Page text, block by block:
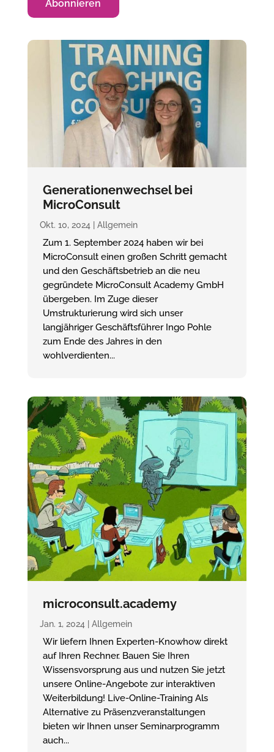
Generationenwechsel bei
MicroConsult
Okt. 10, 2024 Allgemein
Zum 1. September 2024 haben wir bei
MicroConsult einen großen Schritt gemacht
und den Geschäftsbetrieb an die neu
gegründete MicroConsult Academy GmbH
übergeben. Im Zuge dieser
Umstrukturierung wird sich unser
langjähriger Geschäftsführer Ingo Pohle
zum Ende des Jahres in den
wohlverdienten...
microconsult.academy
Jan. 1, 2024| Allgemein
Wir liefern Ihnen Experten-Knowhow direkt
auf Ihren Rechner. Bauen Sie Ihren
Wissensvorsprung aus und nutzen Sie jetzt
unsere Online-Angebote zur interaktiven
Weiterbildung! Live-Online-Training Als
Alternative zu Präsenzveranstaltungen
bieten wir Ihnen unser Seminarprogramm
auch...